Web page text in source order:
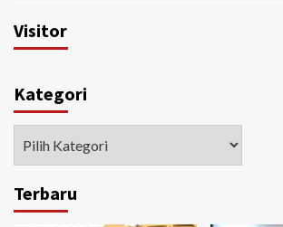
Visitor
Kategori
Terbaru